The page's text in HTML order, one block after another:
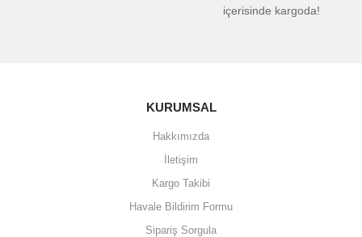
içerisinde kargoda!
KURUMSAL
Hakkımızda
İletişim
Kargo Takibi
Havale Bildirim Formu
Sipariş Sorgula